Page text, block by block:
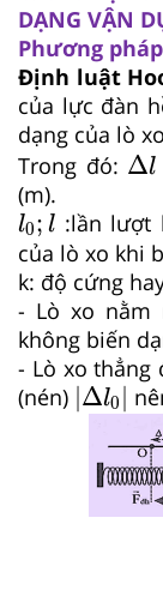
DẠNG VẬN
Phương
Định luật
của lực đàn
dạng của lò
Trong đó: Δl
Δl=
(m).
l0; l
l0;l:lần lượt
của lò xo khi
k: độ cứng
- Lò xo nằm
không biến
- Lò xo thẳng
(nén) |Δl0 |
|Δl0|